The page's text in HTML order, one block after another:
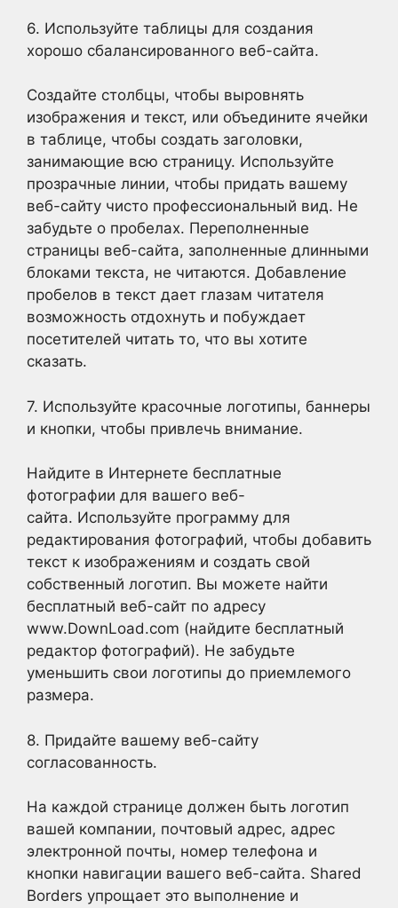
6. Используйте таблицы для создания
хорошо сбалансированного веб-сайта.
Создайте столбцы, чтобы выровнять
изображения и текст, или объедините ячейки
в таблице, чтобы создать заголовки,
занимающие всю страницу. Используйте
прозрачные линии, чтобы придать вашему
веб-сайту чисто профессиональный вид. Не
забудьте о пробелах. Переполненные
страницы веб-сайта, заполненные длинными
блоками текста, не читаются. Добавление
пробелов в текст дает глазам читателя
возможность отдохнуть и побуждает
посетителей читать то, что вы хотите
сказать.
7. Используйте красочные логотипы, баннеры
и кнопки, чтобы привлечь внимание.
Найдите в Интернете бесплатные
фотографии для вашего веб-
сайта. Используйте программу для
редактирования фотографий, чтобы добавить
текст к изображениям и создать свой
собственный логотип. Вы можете найти
бесплатный веб-сайт по адресу
www.DownLoad.com (найдите бесплатный
редактор фотографий). Не забудьте
уменьшить свои логотипы до приемлемого
размера.
8. Придайте вашему веб-сайту
согласованность.
На каждой странице должен быть логотип
вашей компании, почтовый адрес, адрес
электронной почты, номер телефона и
кнопки навигации вашего веб-сайта. Shared
Borders упрощает это выполнение и